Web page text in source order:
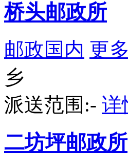
桥头邮政所
邮政国内 更
乡
派送范围:- 详
二坊坪邮政所